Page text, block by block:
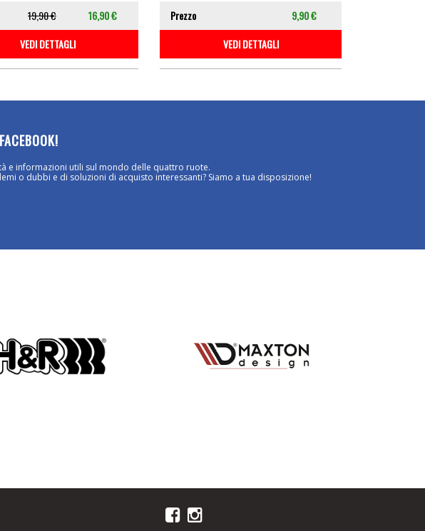
19,90 €
16,90 €
VEDI DETTAGLI
Prezzo
9,90 €
VEDI DETTAGLI
e informazioni utili sul mondo delle quattro ruote.
o dubbi e di soluzioni di acquisto interessanti? Siamo a tua disposizione!